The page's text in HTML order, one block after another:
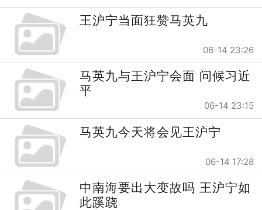
王沪宁当面狂赞马英九
06-14 23:26
马英九与王沪宁会面 问候习近
平
06-14 23:15
马英九今天将会见王沪宁
06-14 17:28
中南海要出大变故吗 王沪宁如
此蹊跷